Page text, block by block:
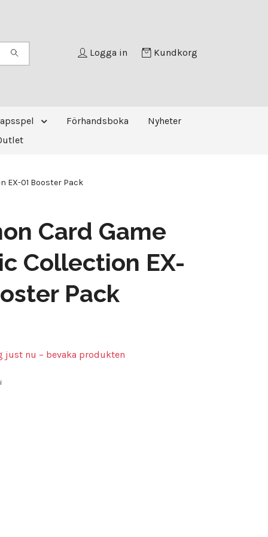
Logga in Kundkorg
Förhandsboka
Nyheter
EX-01 Booster Pack
Card Game
Collection EX-
Pack
nu – bevaka produkten